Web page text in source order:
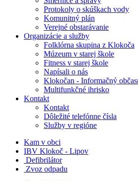
Protokoly o skúškach vody
Komunitný plán
Verejné obstarávanie
Organizácie a služby
Folklórna skupina z Klokoča
Múzeum v starej škole
Fitness v starej škole
Napísali o nás
Klokočan - Informačný
Multifunkčné ihrisko
Kontakt
Kontakt
Dôležité telefónne čísla
Služby v regióne
Kam v obci
IBV Klokoč - Lipov
Defibrilátor
Zvoz odpadu